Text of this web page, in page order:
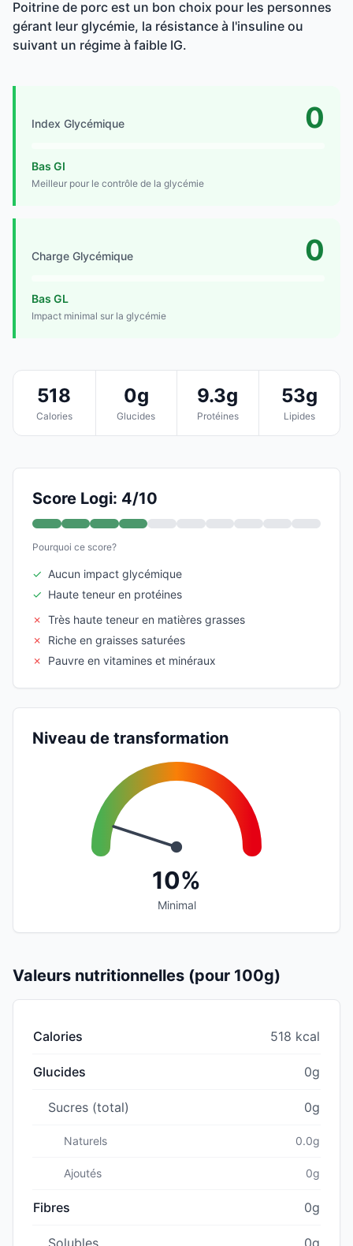
Poitrine de porc est un bon choix pour les personnes
gérant leur glycémie, la résistance à l'insuline ou
suivant un régime à faible IG.
Index Glycémique 0
Bas GI
Meilleur pour le contrôle de la glycémie
Charge Glycémique 0
Bas GL
Impact minimal sur la glycémie
518
Calories
0g
Glucides
9.3g
Protéines
53g
Lipides
Score Logi: 4/10
Pourquoi ce score?
✓ Aucun impact glycémique
✓ Haute teneur en protéines
✗ Très haute teneur en matières grasses
✗
Riche en graisses saturées
✗
Pauvre en vitamines et minéraux
Niveau de transformation
10%
Minimal
Valeurs nutritionnelles (pour 100g)
Calories 518 kcal
Glucides 0g
Sucres (total) 0g
Naturels 0.0g
Ajoutés 0g
Fibres 0g
Solubles 0g